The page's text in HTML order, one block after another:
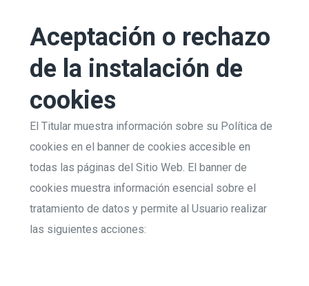
Aceptación o rechazo
de la instalación de
cookies
El Titular muestra información sobre su Política de
cookies en el banner de cookies accesible en
todas las páginas del Sitio Web. El banner de
cookies muestra información esencial sobre el
tratamiento de datos y permite al Usuario realizar
las siguientes acciones: